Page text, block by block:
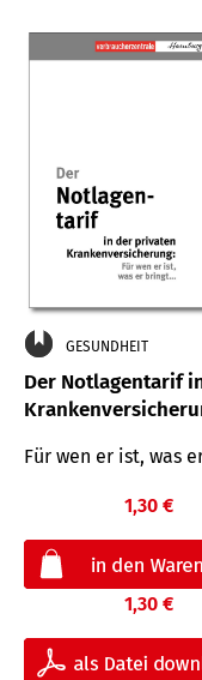
GESUNDHEIT
Der Notlagentarif
Für wen er ist, was
1,30 €
1,30 €